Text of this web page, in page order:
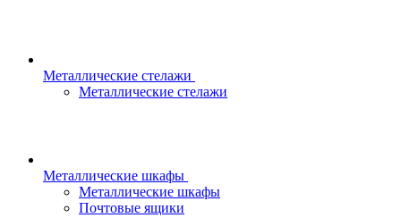
Металлические стелажи
Металлические стелажи
Металлические шкафы
Металлические шкафы
Почтовые ящики